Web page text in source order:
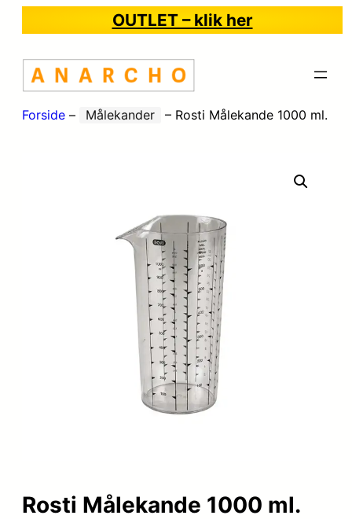
OUTLET – klik her
Forside – Målekander – Rosti Målekande 1000 ml.
Rosti Målekande 1000 ml.